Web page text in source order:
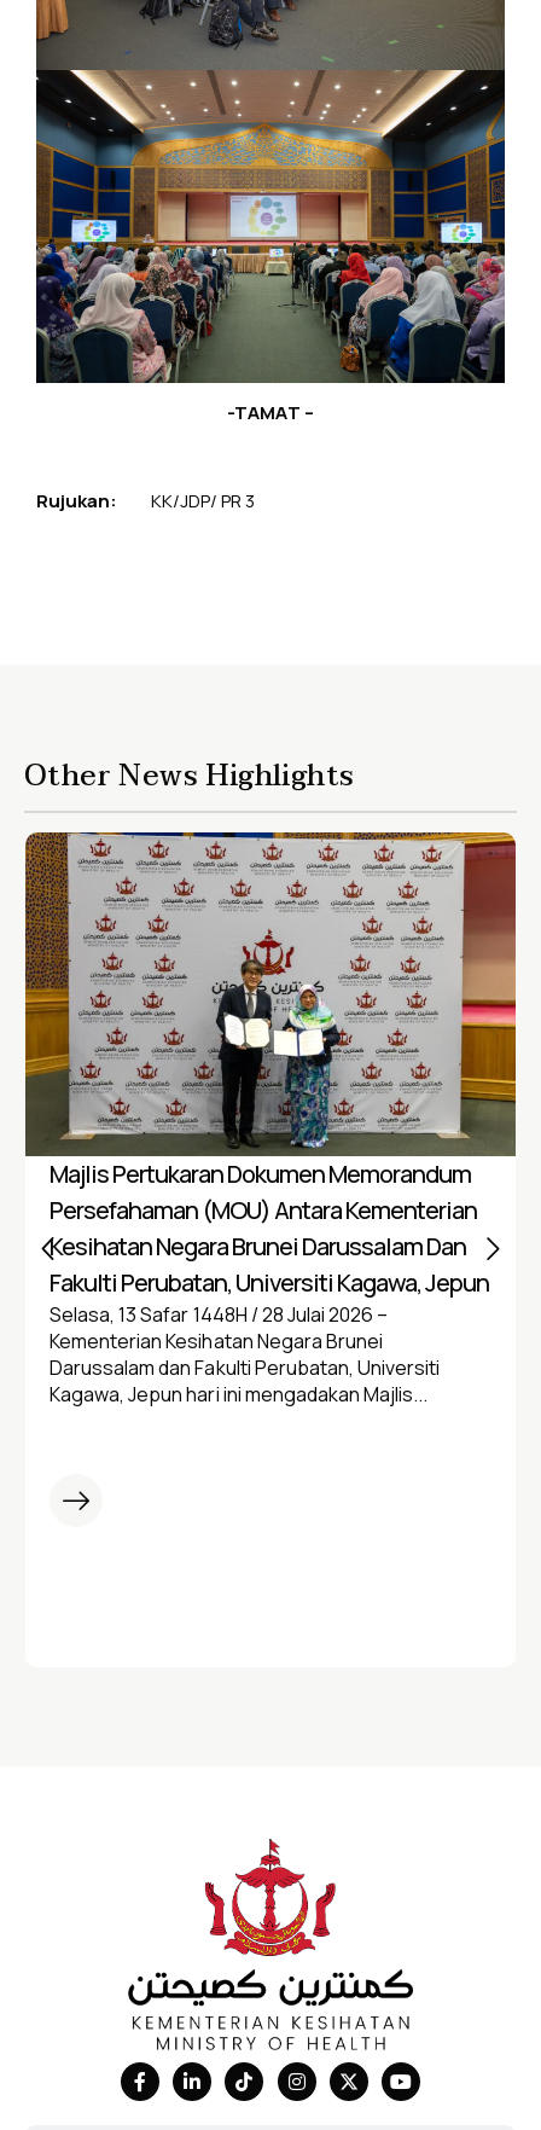
-TAMAT –
Rujukan: KK/JDP/ PR 3
Other News Highlights
Majlis Pertukaran Dokumen Memorandum
Persefahaman (MOU) Antara Kementerian
Kesihatan Negara Brunei Darussalam Dan
Fakulti Perubatan, Universiti Kagawa, Jepun
Selasa, 13 Safar 1448H / 28 Julai 2026 –
Kementerian Kesihatan Negara Brunei
Darussalam dan Fakulti Perubatan, Universiti
Kagawa, Jepun hari ini mengadakan Majlis...